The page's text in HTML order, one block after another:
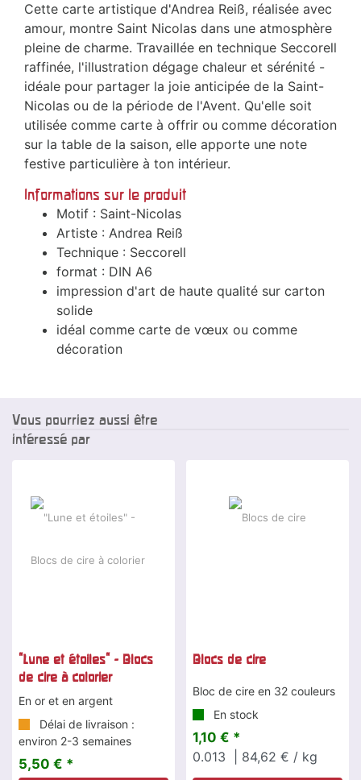
Cette carte artistique d'Andrea Reiß, réalisée avec
amour, montre Saint Nicolas dans une atmosphère
pleine de charme. Travaillée en technique Seccorell
raffinée, l'illustration dégage chaleur et sérénité -
idéale pour partager la joie anticipée de la Saint-
Nicolas ou de la période de l'Avent. Qu'elle soit
utilisée comme carte à offrir ou comme décoration
sur la table de la saison, elle apporte une note
festive particulière à ton intérieur.
Informations sur le produit
Motif : Saint-Nicolas
Artiste : Andrea Reiß
Technique : Seccorell
format : DIN A6
impression d'art de haute qualité sur carton
solide
idéal comme carte de vœux ou comme
décoration
Vous pourriez aussi être
intéressé par
"Lune et étoiles" - Blocs
de cire à colorier
En or et en argent
Délai de livraison :
environ 2-3 semaines
5,50 € *
Blocs de cire
Bloc de cire en 32 couleurs
En stock
1,10 € *
0.013
| 84,62 € / kg